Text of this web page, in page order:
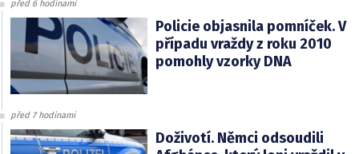
před 6 hodinami
Policie objasnila pomníček. V
případu vraždy z roku 2010
pomohly vzorky DNA
před 7 hodinami
Doživotí. Němci odsoudili